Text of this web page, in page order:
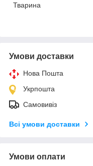
Тварина
Умови доставки
Нова Пошта
Укрпошта
Самовивіз
Всі умови доставки
Умови оплати